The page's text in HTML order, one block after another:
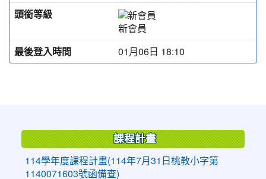
頭銜等級
新會員
最後登入時間
01月06日 18:10
課程計畫
114學年度課程計畫(114年7月31日桃教小字第
1140071603號函備查)